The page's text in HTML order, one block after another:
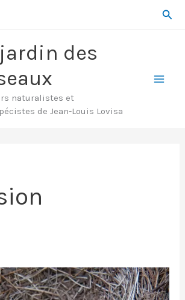
des
naturalistes et
de Jean-Louis Lovisa